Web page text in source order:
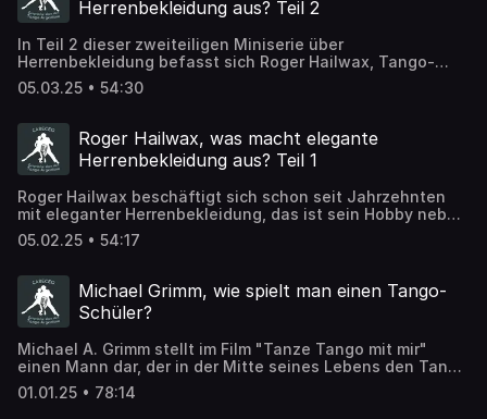
Herrenbekleidung aus? Teil 2
In Teil 2 dieser zweiteiligen Miniserie über
Herrenbekleidung befasst sich Roger Hailwax, Tango-
Tänzer und Experte für Gentleman-Style, mit
Unterwäsche, Socken und Stutzen, der Krawatte, dem
beschaffen sollten.
05.03.25 • 54:30
Roger Hailwax, was macht elegante
Herrenbekleidung aus? Teil 1
Roger Hailwax beschäftigt sich schon seit Jahrzehnten
mit eleganter Herrenbekleidung, das ist sein Hobby neben
dem Tango Tanzen. Grund genug, ihn als Experten zu
Thema elegante Herrenkleidung einzuladen.
05.02.25 • 54:17
Michael Grimm, wie spielt man einen Tango-
Schüler?
Michael A. Grimm stellt im Film "Tanze Tango mit mir"
einen Mann dar, der in der Mitte seines Lebens den Tango
entdeckt. Und erst einmal heimlich Tango-Stunden nimmt.
Wir sprechen über die Dreharbeiten.
01.01.25 • 78:14